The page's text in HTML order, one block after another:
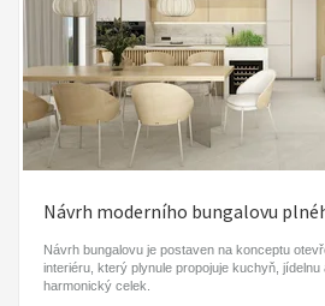
Návrh moderního bungalovu
Návrh bungalovu je postaven na konceptu
interiéru, který plynule propojuje kuchyň,
harmonický celek.